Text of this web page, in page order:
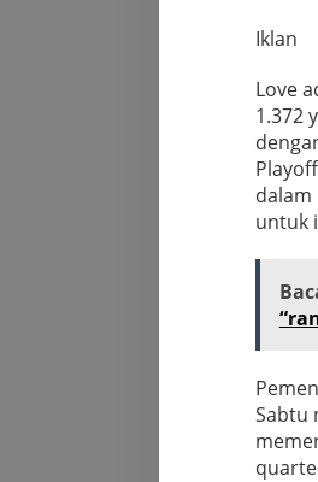
Iklan
Love
1.372
dalam
untuk
Sabtu